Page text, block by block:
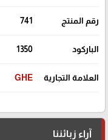
رقم المنتج 741
الباركود 1350
العلامة التجارية GHE
آراء زبائننا